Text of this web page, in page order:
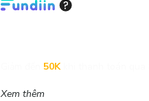
50K
Xem thêm